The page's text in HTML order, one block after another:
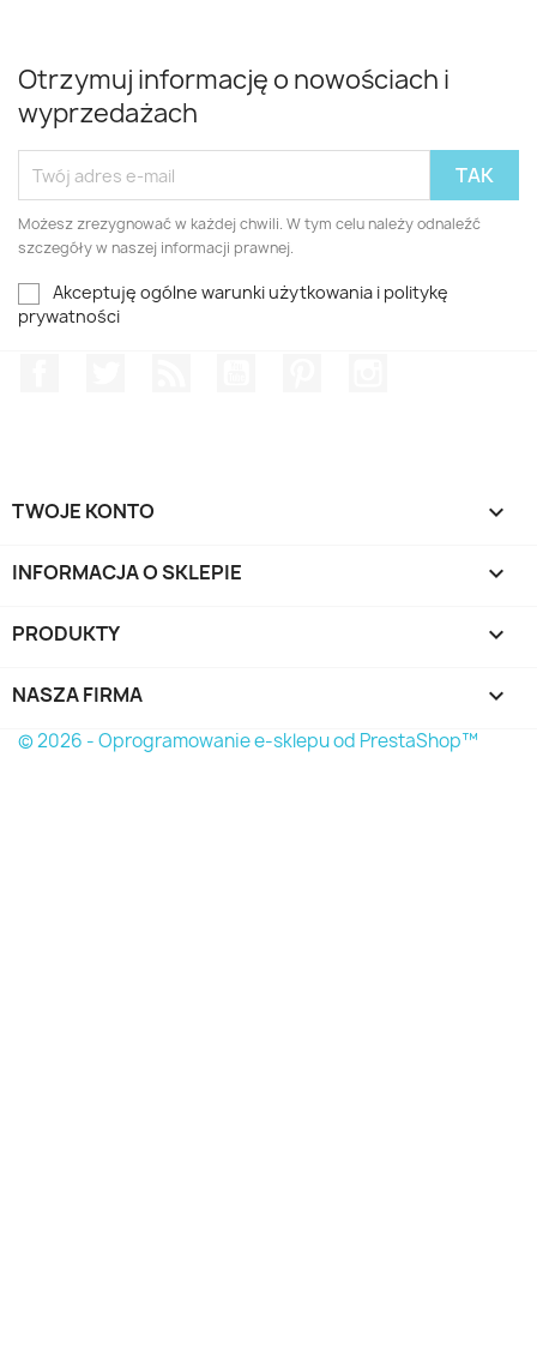
Otrzymuj informację o nowościach i
wyprzedażach
Możesz zrezygnować w każdej chwili. W tym celu należy odnaleźć
szczegóły w naszej informacji prawnej.
Akceptuję ogólne warunki użytkowania i politykę
prywatności
TWOJE KONTO 
INFORMACJA O SKLEPIE keyboard_arrow_down
PRODUKTY 
NASZA FIRMA 
© 2026 - Oprogramowanie e-sklepu od PrestaShop™